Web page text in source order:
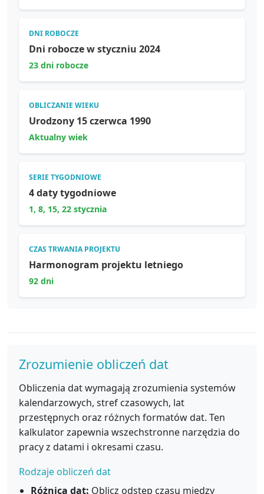
DNI ROBOCZE
Dni robocze w styczniu 2024
23 dni robocze
OBLICZANIE WIEKU
Urodzony 15 czerwca 1990
Aktualny wiek
SERIE TYGODNIOWE
4 daty tygodniowe
1, 8, 15, 22 stycznia
CZAS TRWANIA PROJEKTU
Harmonogram projektu letniego
92 dni
Zrozumienie obliczeń dat
Obliczenia dat wymagają zrozumienia systemów
kalendarzowych, stref czasowych, lat
przestępnych oraz różnych formatów dat. Ten
kalkulator zapewnia wszechstronne narzędzia do
pracy z datami i okresami czasu.
Rodzaje obliczeń dat
Różnica dat: Oblicz odstęp czasu między